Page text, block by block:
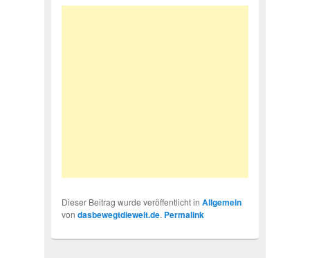
Dieser Beitrag wurde veröffentlicht in Allgemein
von dasbewegtdiewelt.de. Permalink